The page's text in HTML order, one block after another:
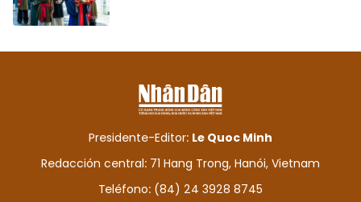
Presidente-Editor: Le Quoc Minh
Redacción central: 71 Hang Trong, Hanói, Vietnam
Teléfono: (84) 24 3928 8745